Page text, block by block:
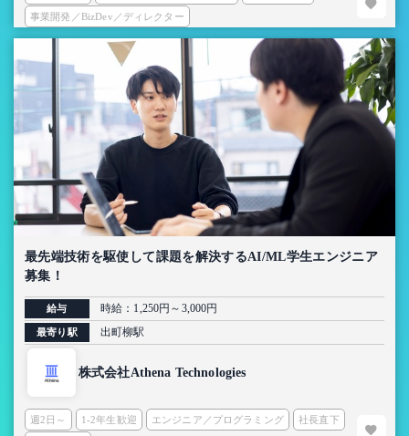
事業開発／BizDev／ディレクター
最先端技術を駆使して課題を解決するAI/ML学生エンジニア
募集！
給与 時給：1,250円～3,000円
最寄り駅 出町柳駅
株式会社Athena Technologies
週2日～ 1-2年生歓迎 エンジニア／プログラミング 社長直下